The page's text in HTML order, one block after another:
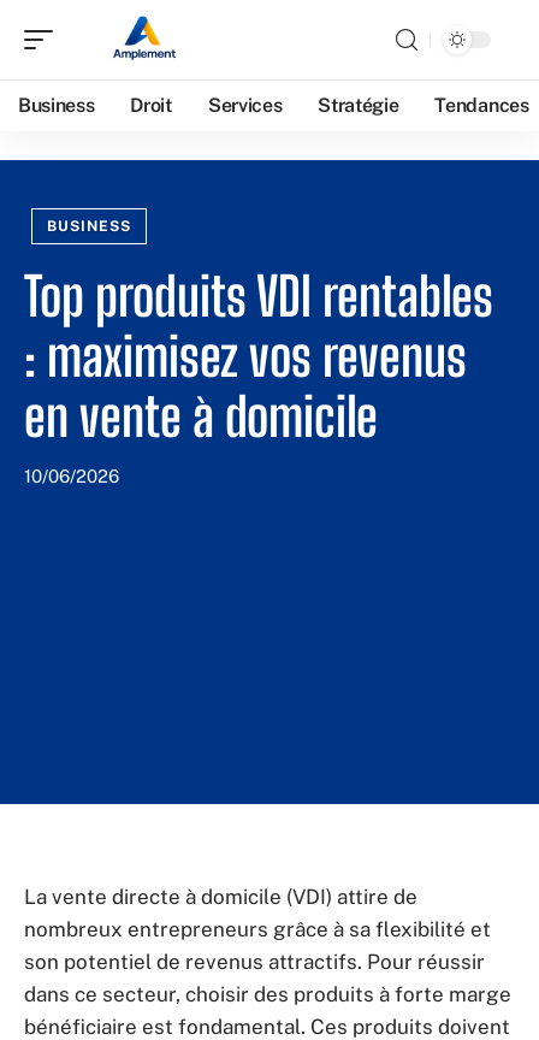
Business Droit Services Stratégie Tendances
BUSINESS
Top produits VDI rentables
: maximisez vos revenus
en vente à domicile
10/06/2026
La vente directe à domicile (VDI) attire de
nombreux entrepreneurs grâce à sa flexibilité et
son potentiel de revenus attractifs. Pour réussir
dans ce secteur, choisir des produits à forte marge
bénéficiaire est fondamental. Ces produits doivent